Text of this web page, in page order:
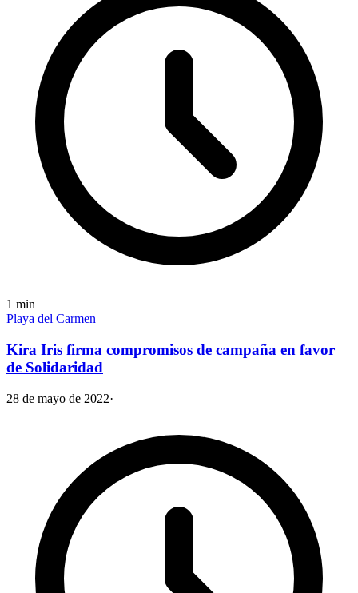
1 min
Playa del Carmen
Kira Iris firma compromisos de campaña en favor
de Solidaridad
28 de mayo de 2022·